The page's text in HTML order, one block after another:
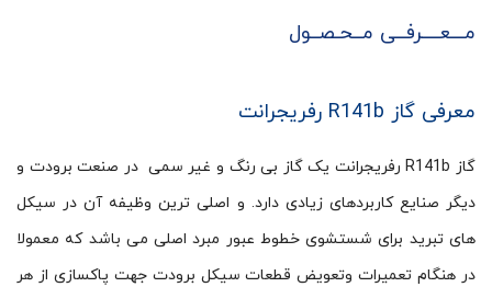
مـــعــــرفــی مــحـصــول
معرفی گاز R141b رفریجرانت
گاز R141b رفریجرانت یک گاز بی رنگ و غیر سمی در صنعت برودت و
دیگر صنایع کاربردهای زیادی دارد. و اصلی ترین وظیفه آن در سیکل
های تبرید برای شستشوی خطوط عبور مبرد اصلی می باشد که معمولا
در هنگام تعمیرات وتعویض قطعات سیکل برودت جهت پاکسازی از هر